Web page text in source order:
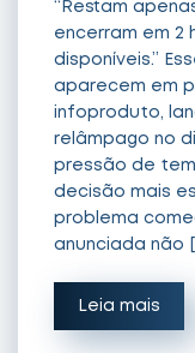
“Restam
encerram em 2
disponíveis.”
aparecem em
infoproduto,
relâmpago no
pressão de
decisão mais
problema
anunciada não
Leia mais